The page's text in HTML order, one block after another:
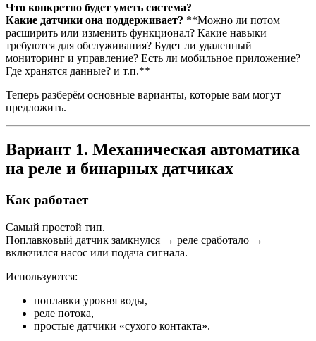
Что конкретно будет уметь система?
Какие датчики она поддерживает? **Можно ли потом
расширить или изменить функционал? Какие навыки
требуются для обслуживания? Будет ли удаленный
мониторинг и управление? Есть ли мобильное приложение?
Где хранятся данные? и т.п.**
Теперь разберём основные варианты, которые вам могут
предложить.
Вариант 1. Механическая автоматика
на реле и бинарных датчиках
Как работает
Самый простой тип.
Поплавковый датчик замкнулся → реле сработало →
включился насос или подача сигнала.
Используются:
поплавки уровня воды,
реле потока,
простые датчики «сухого контакта».